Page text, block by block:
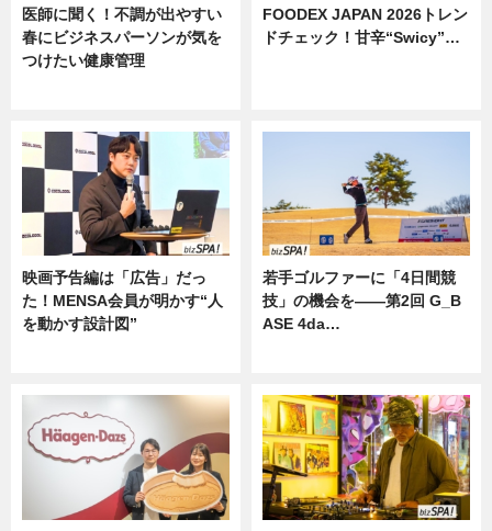
医師に聞く！不調が出やすい
春にビジネスパーソンが気を
つけたい健康管理
FOODEX JAPAN 2026トレン
ドチェック！甘辛“Swicy”…
映画予告編は「広告」だっ
た！MENSA会員が明かす“人
を動かす設計図”
若手ゴルファーに「4日間競
技」の機会を——第2回 G_B
ASE 4da…